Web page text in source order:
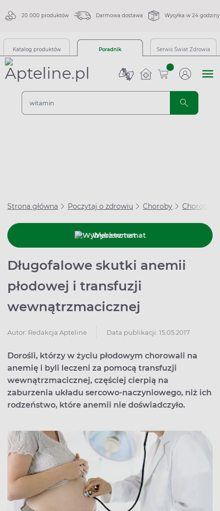
20 000 produktów Darmowa dostawa Wysyłka w 24 godziny
Katalog produktów Poradnik Serwis Świat Zdrowia
sztuk
Strona główna Poczytaj o zdrowiu Choroby Choroby
Wybierz temat
Długofalowe skutki anemii
płodowej i transfuzji
wewnątrzmacicznej
Autor: Redakcja Apteline Data publikacji: 15.05.2017
Dorośli, którzy w życiu płodowym chorowali na
anemię i byli leczeni za pomocą transfuzji
wewnątrzmacicznej, częściej cierpią na
zaburzenia układu sercowo-naczyniowego, niż ich
rodzeństwo, które anemii nie doświadczyło.